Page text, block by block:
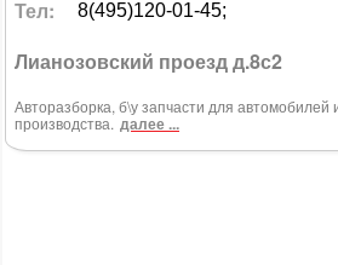
Тел: 8(495)120-01-45;
Лианозовский проезд д.8с2
Авторазборка, б\у запчасти для автомобилей
производства. далее ...